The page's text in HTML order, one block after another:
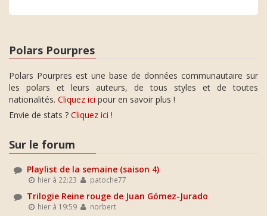
Polars Pourpres
Polars Pourpres est une base de données communautaire sur
les polars et leurs auteurs, de tous styles et de toutes
nationalités. Cliquez ici pour en savoir plus !
Envie de stats ? Cliquez ici !
Sur le forum
Playlist de la semaine (saison 4)
hier à 22:23 patoche77
Trilogie Reine rouge de Juan Gómez-Jurado
hier à 19:59 norbert